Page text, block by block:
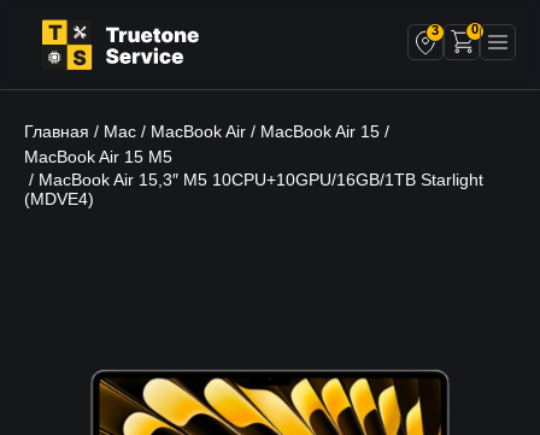
3 0
Главная / Mac / MacBook Air / MacBook Air 15 /
MacBook Air 15 M5
/ MacBook Air 15,3″ M5 10CPU+10GPU/16GB/1TB Starlight
(MDVE4)